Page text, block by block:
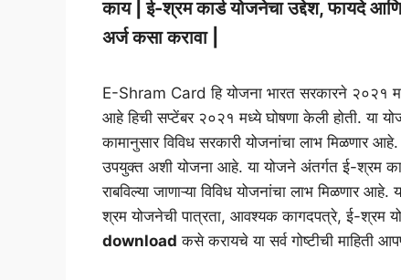
काय | ई-श्रम कार्ड योजनेचा उद्देश, फायदे
अर्ज कसा करावा |
E-Shram Card हि योजना भारत सरकारने २०२१
आहे हिची सप्टेंबर २०२१ मध्ये घोषणा केली होती. या
कामानुसार विविध सरकारी योजनांचा लाभ मिळणार
उपयुक्त अशी योजना आहे. या योजने अंतर्गत ई-श्रम
राबविल्या जाणाऱ्या विविध योजनांचा लाभ मिळणार
श्रम योजनेची पात्रता, आवश्यक कागदपत्रे, ई-श्रम
download कसे करायचे या सर्व गोष्टीची माहिती